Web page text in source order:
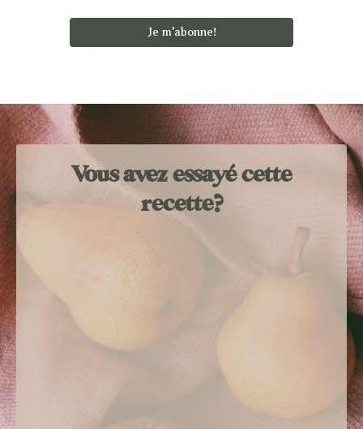
Je m'abonne!
Vous avez essayé cette
recette?